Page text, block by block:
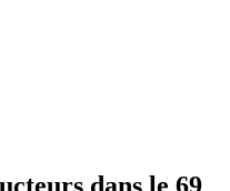
dans le 69